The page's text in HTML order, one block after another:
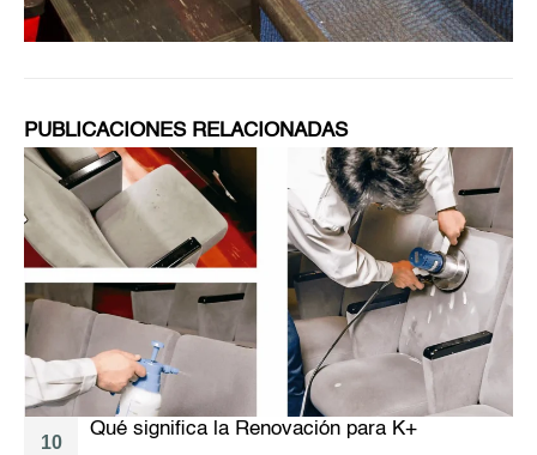
PUBLICACIONES RELACIONADAS
10
Qué significa la Renovación para K+